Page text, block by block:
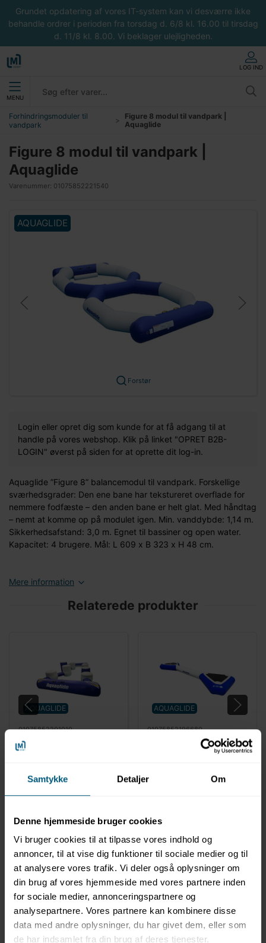
Samtykke Detaljer Om
Denne hjemmeside bruger cookies
Vi bruger cookies til at tilpasse vores indhold og
annoncer, til at vise dig funktioner til sociale medier og til
at analysere vores trafik. Vi deler også oplysninger om
din brug af vores hjemmeside med vores partnere inden
for sociale medier, annonceringspartnere og
analysepartnere. Vores partnere kan kombinere disse
data med andre oplysninger, du har givet dem, eller som
de har indsamlet fra din brug af deres tjenester.
Grundet opdatering af vores IT-system kan vi desværre ikke
behandle ordrer i perioden fra torsdag d. 6/8 kl. 16.00 til tirsdag
d. 11/8 kl. 8.00. Vi beklager ulejligheden.
LOG IND
MENU
Forhindringsmoduler til
vandpark
Figure 8 modul til vandpark |
Aquaglide
Figure 8 modul til vandpark |
Aquaglide
Varenummer: 01075852221540
AQUAGLIDE
Forstør
Login eller opret dig som kunde for at få adgang til at
handle på vores webshop. Klik på linket "OPRET B2B-
LOGIN" øverst på siden for at oprette dit log-in.
Aquaglide ”Figure 8” balancemodul til vandpark. Forskellige
sværhedsgrader: Den ene bane har tekstureret overflade for
nemmere fodfæste – den anden bane er helt glat. Med håndtag
– nemt at komme op på modulet igen. Min. vanddybde: 1,14 m.
Sikkerhedsafstand: 3,0 m. Egnet til bassiner og open water.
Kapacitet: 4 brugere. Mål: L 609 x B 323 x H 48 cm.
Mere information
Relaterede produkter
AQUAGLIDE
01075852201010
I-Hop 20 modul til
vandpark | Aquaglide
AQUAGLIDE
01075852196680
Foxtrot 20 modul til
vandpark | Aquaglide
Information Specifikationer Dokumenter